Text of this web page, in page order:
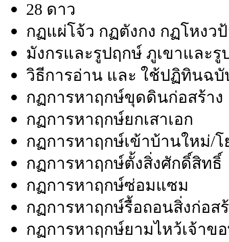
28 ดาว
กฏแผ่โจ้ว กฏตังกง กฏโหงว
มังกรและรูปฤกษ์ ภูเขาและรู
วิธีการอ่าน และ ใช้ปฏิทินฉ
กฏการหาฤกษ์ขุดดินก่อสร้าง
กฏการหาฤกษ์ยกเสาเอก
กฏการหาฤกษ์เข้าบ้านใหม่/โ
กฏการหาฤกษ์ตั้งสิ่งศักดิ์สิทธิ์
กฏการหาฤกษ์ซ่อมแซม
กฏการหาฤกษ์รื้อถอนสิ่งก่อส
กฏการหาฤกษ์ยามไหว้เจ้าข